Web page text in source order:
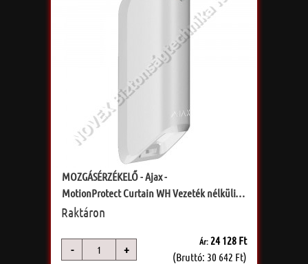
MOZGÁSÉRZÉKELŐ - Ajax -
MotionProtect Curtain WH Vezeték nélküli
beltéri mozgásérzékelő
Raktáron
- +
Ár:24 128 Ft
(Bruttó: 30 642 Ft)